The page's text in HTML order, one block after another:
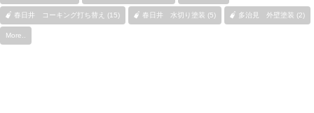
春日井 コーキング打ち替え (15) 春日井 水切り塗装 (5) 多治見 外壁塗装 (2)
More..